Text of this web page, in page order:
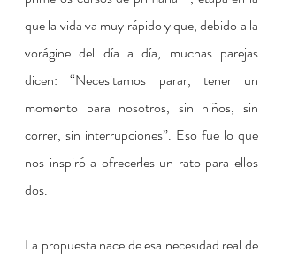
que la vida va muy rápido y que, debido a la
vorágine del día a día, muchas parejas
dicen: “Necesitamos parar, tener un
momento para nosotros, sin niños, sin
correr, sin interrupciones”. Eso fue lo que
nos inspiró a ofrecerles un rato para ellos
dos.
La propuesta nace de esa necesidad real de